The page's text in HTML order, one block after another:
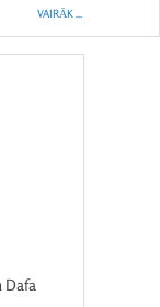
VAIRĀK ...
Dafa